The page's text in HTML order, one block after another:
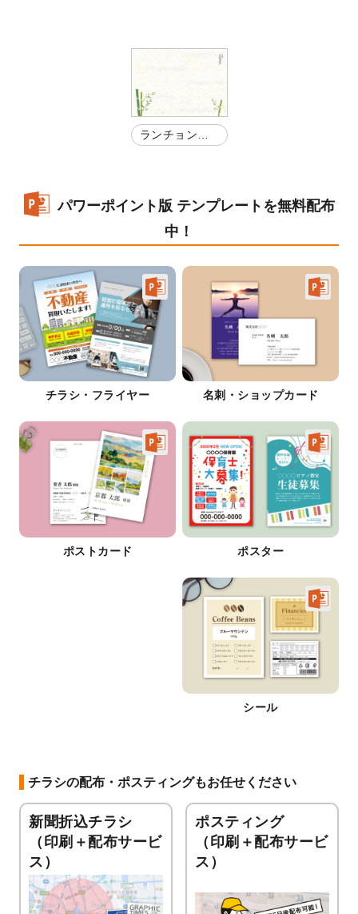
ランチョンマ
ット
パワーポイント版 テンプレートを無料配布
中！
チラシ・フライヤー 名刺・ショップカード
ポストカード ポスター
シール
チラシの配布・ポスティングもお任せください
新聞折込チラシ
（印刷＋配布サービ
ス）
ポスティング
（印刷＋配布サービ
ス）